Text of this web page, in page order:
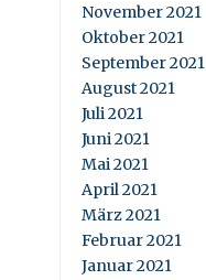
November 2021
Oktober 2021
September 2021
August 2021
Juli 2021
Juni 2021
Mai 2021
April 2021
März 2021
Februar 2021
Januar 2021